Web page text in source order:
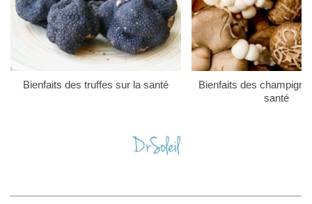
Bienfaits des truffes sur la santé
Bienfaits des
santé